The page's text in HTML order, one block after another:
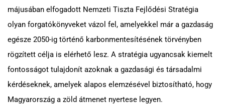
májusában elfogadott Nemzeti Tiszta Fejlődési Stratégia
olyan forgatókönyveket vázol fel, amelyekkel már a gazdaság
egésze 2050-ig történő karbonmentesítésének törvényben
rögzített célja is elérhető lesz. A stratégia ugyancsak kiemelt
fontosságot tulajdonít azoknak a gazdasági és társadalmi
kérdéseknek, amelyek alapos elemzésével biztosítható, hogy
Magyarország a zöld átmenet nyertese legyen.